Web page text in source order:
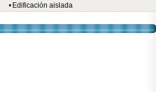
• Edificación aislada